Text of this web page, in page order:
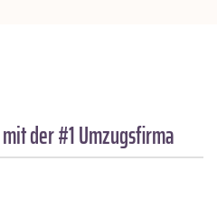
mit der #1 Umzugsfirma